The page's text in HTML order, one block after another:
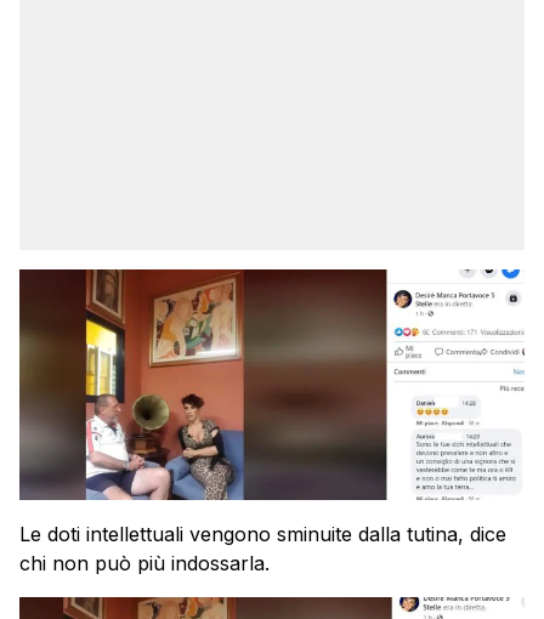
Le doti intellettuali vengono sminuite dalla tutina, dice
chi non può più indossarla.